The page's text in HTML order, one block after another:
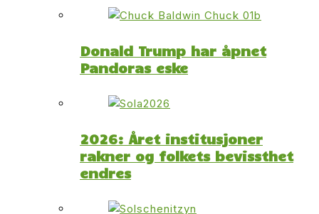
Donald Trump har åpnet
Pandoras eske
2026: Året institusjoner
rakner og folkets bevissthet
endres